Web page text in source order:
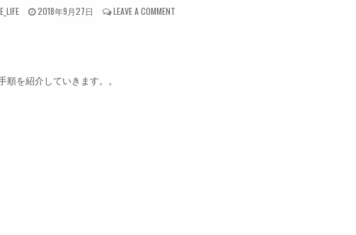
PUBLISHED
2018年9月27日 LEAVE A COMMENT
を紹介していきます。。